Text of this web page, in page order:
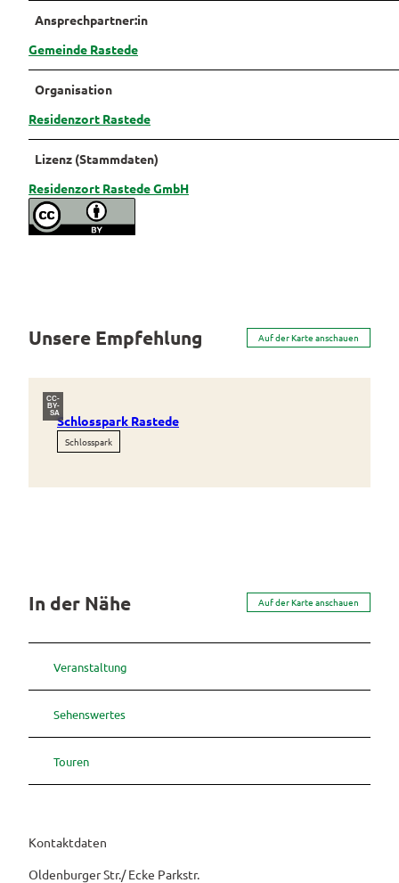
Ansprechpartner:in
Gemeinde Rastede
Organisation
Residenzort Rastede
Lizenz (Stammdaten)
Residenzort Rastede GmbH
Unsere Empfehlung Auf der Karte anschauen
CC-
BY-
SASchlosspark Rastede
Schlosspark
In der Nähe Auf der Karte anschauen
Veranstaltung
Sehenswertes
Touren
Kontaktdaten
Oldenburger Str./ Ecke Parkstr.